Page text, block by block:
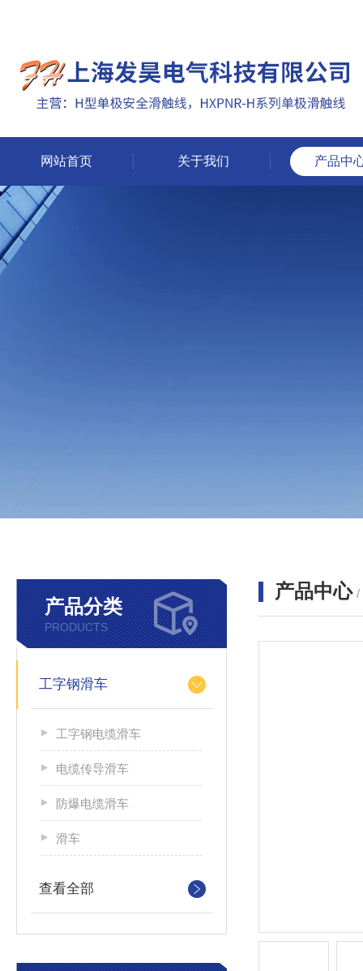
网站首页 关于我们 产品中
产品分类
PRODUCTS
工字钢滑车
工字钢电缆滑车
电缆传导滑车
防爆电缆滑车
滑车
查看全部
产品中心 /